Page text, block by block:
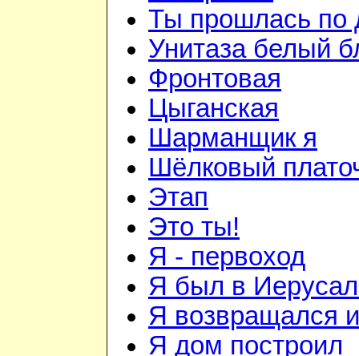
Ты прошлась по
Унитаза белый
Фронтовая
Цыганская
Шарманщик я
Шёлковый
Этап
Это ты!
Я - первоход
Я был в
Я возвращался
Я дом построил